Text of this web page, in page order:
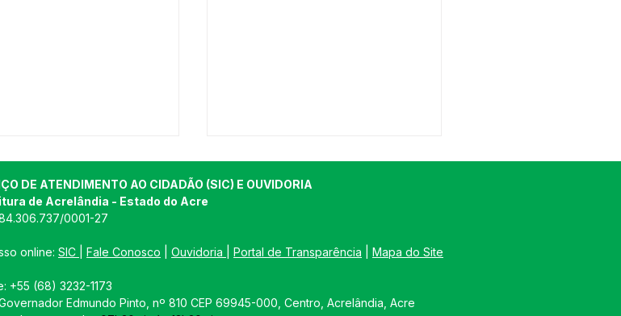
para
PREFEITURA DE
ACRELÂNDIA PROMOVE 1ª
DE ATENDIMENTO AO CIDADÃO (SIC) E OUVIDORIA
de Acrelândia - Estado do Acre
0001-27
online: SIC Fale Conosco Ouvidoria Portal de Transparência Mapa do Site
+55 (68) 3232-1173
Edmundo Pinto, nº 810 CEP 69945-000, Centro, Acrelândia, Acre